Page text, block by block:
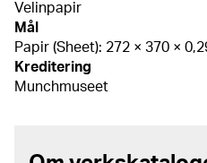
Velinpapir
Mål
Papir (Sheet): 272 × 370 ×
Kreditering
Munchmuseet